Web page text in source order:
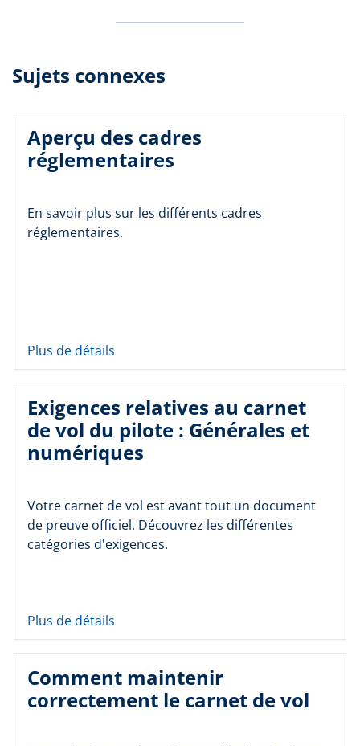
Sujets connexes
Aperçu des cadres
réglementaires
En savoir plus sur les différents cadres
réglementaires.
Plus de détails
Exigences relatives au carnet
de vol du pilote : Générales et
numériques
Votre carnet de vol est avant tout un document
de preuve officiel. Découvrez les différentes
catégories d'exigences.
Plus de détails
Comment maintenir
correctement le carnet de vol